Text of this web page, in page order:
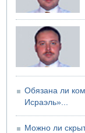
Обязана ли
Исраэль»...
Можно ли